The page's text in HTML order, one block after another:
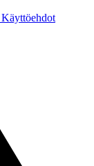
Käyttöehdot